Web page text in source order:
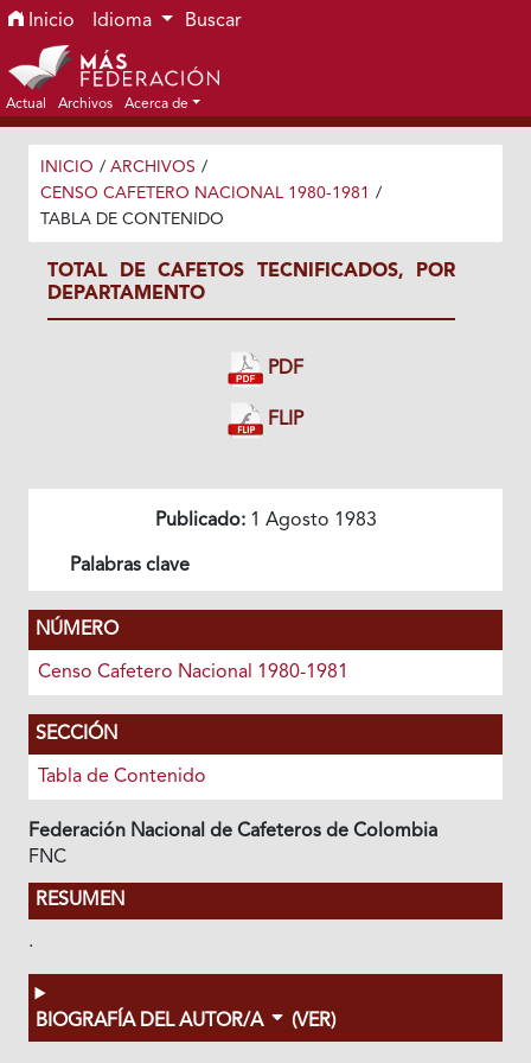
Ir al menú de navegación principal
Ir al contenido principal
Ir al pie de página del sitio
Inicio Idioma Buscar
Actual Archivos Acerca de
INICIO / ARCHIVOS /
CENSO CAFETERO NACIONAL 1980-1981
/
TABLA DE CONTENIDO
TOTAL DE CAFETOS TECNIFICADOS, POR
DEPARTAMENTO
PDF
FLIP
Publicado:1 Agosto 1983
Palabras clave
NÚMERO
Censo Cafetero Nacional 1980-1981
SECCIÓN
Tabla de Contenido
Federación Nacional de Cafeteros de Colombia
FNC
RESUMEN
.
BIOGRAFÍA DEL AUTOR/A (VER)